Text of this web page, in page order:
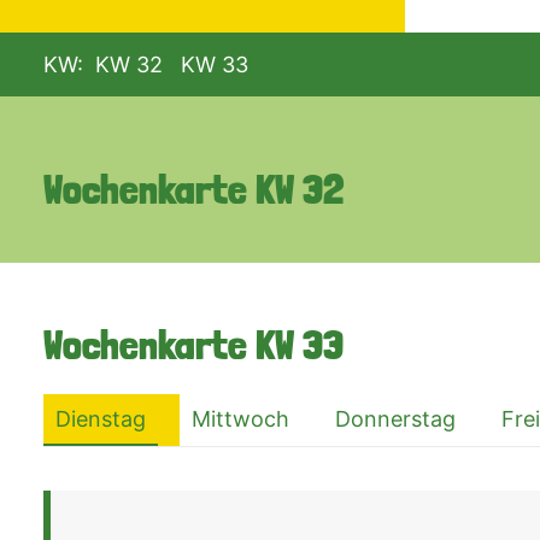
KW: KW 32 KW 33
WochenkarteKW 32
WochenkarteKW 33
Dienstag Mittwoch Donnerstag